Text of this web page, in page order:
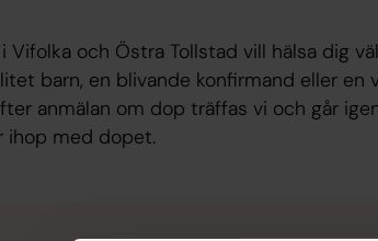
Vifolka och Östra Tollstad vill hälsa dig
barn, en blivande konfirmand eller en
anmälan om dop träffas vi och går
ihop med dopet.